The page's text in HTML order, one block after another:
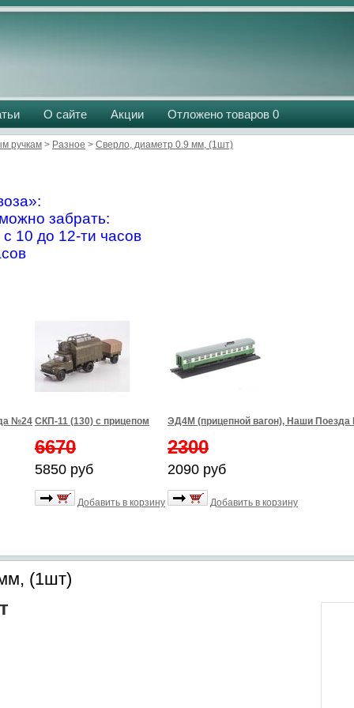
О сайте Акции Отложено товаров 0
ручкам > Разное > Сверло, диаметр 0.9 мм, (1шт)
забрать:
10 до 12-ти часов
№24 СКП-11 (130) с прицепом
6670
5850 руб
Добавить в корзину
ЭД4М (прицепной вагон), Наши
2300
2090 руб
Добавить в корзину
(1шт)